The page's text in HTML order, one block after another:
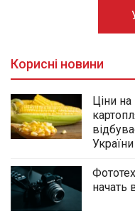
Корисні новини
Ціни
України
начать